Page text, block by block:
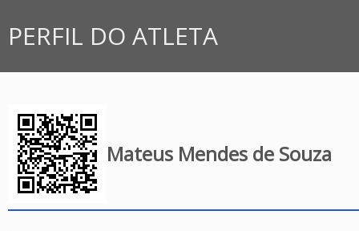
PERFIL DO ATLETA
Mateus Mendes de Souza